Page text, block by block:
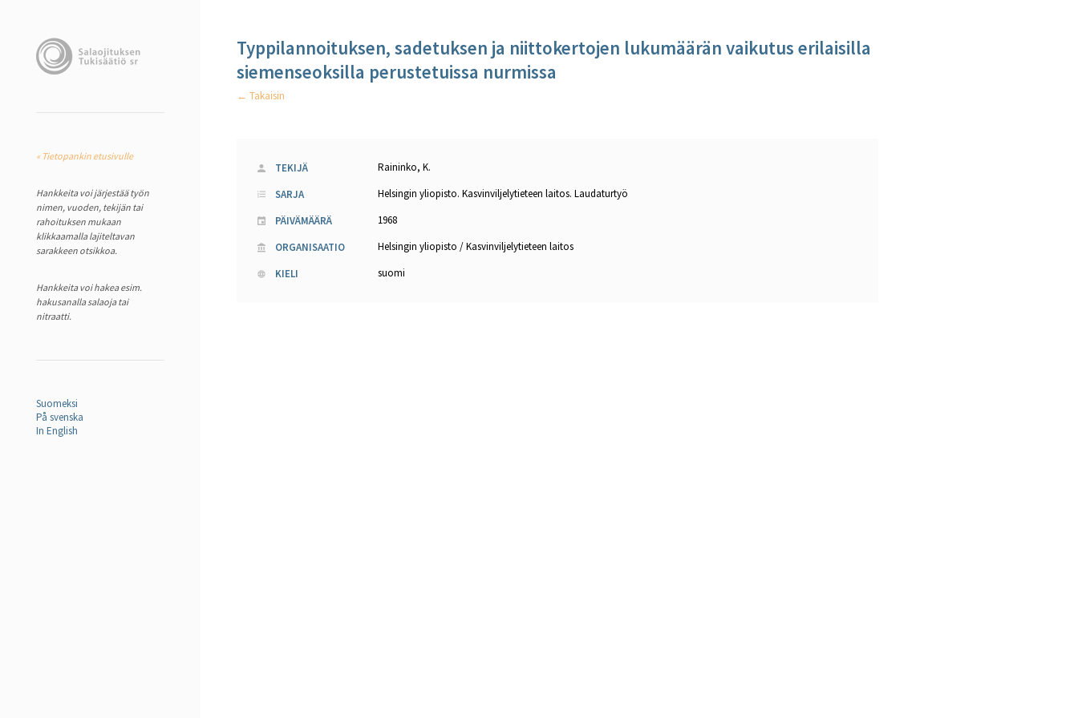
« Tietopankin etusivulle
Hankkeita voi järjestää työn
nimen, vuoden, tekijän tai
rahoituksen mukaan
klikkaamalla lajiteltavan
sarakkeen otsikkoa.
Hankkeita voi hakea esim.
hakusanalla salaoja tai
nitraatti.
Suomeksi
På svenska
In English
Typpilannoituksen, sadetuksen ja niittokertojen lukumäärän vaikutus erilaisilla
siemenseoksilla perustetuissa nurmissa
← Takaisin
TEKIJÄ
Raininko, K.
SARJA
Helsingin yliopisto. Kasvinviljelytieteen laitos. Laudaturtyö
PÄIVÄMÄÄRÄ
1968
ORGANISAATIO
Helsingin yliopisto / Kasvinviljelytieteen laitos
KIELI
suomi